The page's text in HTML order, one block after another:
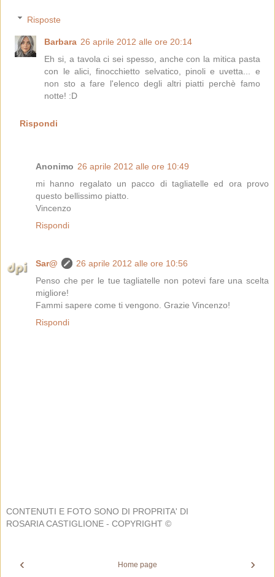
Risposte
Barbara 26 aprile 2012 alle ore 20:14
Eh si, a tavola ci sei spesso, anche con la mitica pasta
con le alici, finocchietto selvatico, pinoli e uvetta... e
non sto a fare l'elenco degli altri piatti perchè famo
notte! :D
Rispondi
Anonimo 26 aprile 2012 alle ore 10:49
mi hanno regalato un pacco di tagliatelle ed ora provo
questo bellissimo piatto.
Vincenzo
Rispondi
Sar@
26 aprile 2012 alle ore 10:56
Penso che per le tue tagliatelle non potevi fare una scelta
migliore!
Fammi sapere come ti vengono. Grazie Vincenzo!
Rispondi
CONTENUTI E FOTO SONO DI PROPRITA' DI
ROSARIA CASTIGLIONE - COPYRIGHT ©
‹ ›
Home page